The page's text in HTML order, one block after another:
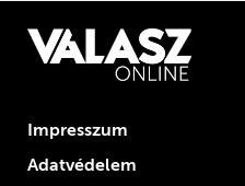
Impresszum
Adatvédelem